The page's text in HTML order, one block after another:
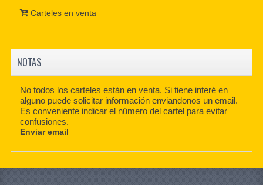
Carteles en venta
NOTAS
No todos los carteles están en venta. Si tiene interé en
alguno puede solicitar información enviandonos un email.
Es conveniente indicar el número del cartel para evitar
confusiones.
Enviar email